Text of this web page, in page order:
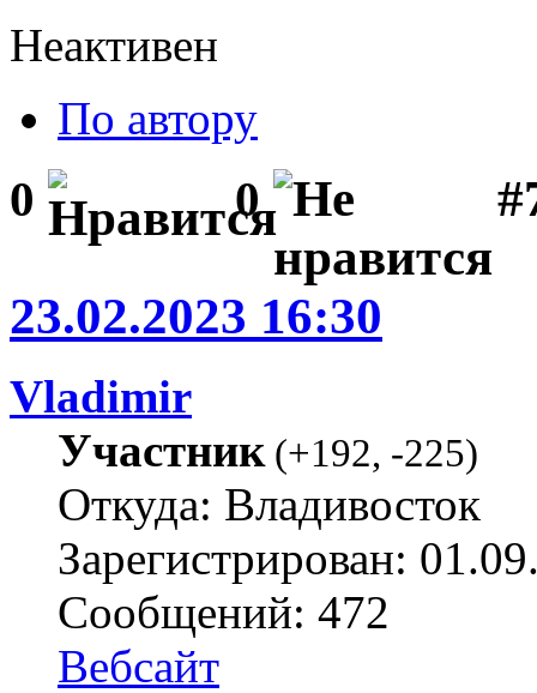
Неактивен
По автору
0 0
23.02.2023 16:30
Vladimir
Участник(+192, -225)
Откуда: Владивосток
Зарегистрирован:
Сообщений: 472
Вебсайт